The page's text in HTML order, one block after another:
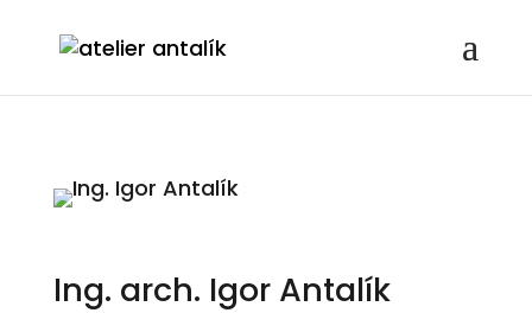
Ing. arch. Igor Antalík